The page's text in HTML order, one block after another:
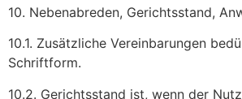
10. Nebenabreden, Gerichtsstand,
10.1. Zusätzliche Vereinbarungen
Schriftform.
10.2. Gerichtsstand ist, wenn der